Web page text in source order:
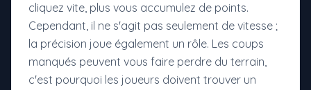
cliquez vite, plus vous accumulez de points.
Cependant, il ne s'agit pas seulement de vitesse ;
la précision joue également un rôle. Les coups
manqués peuvent vous faire perdre du terrain,
c'est pourquoi les joueurs doivent trouver un